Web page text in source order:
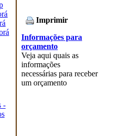
-
Imprimir
Informações para
orçamento
Veja aqui quais as
informações
necessárias para receber
um orçamento